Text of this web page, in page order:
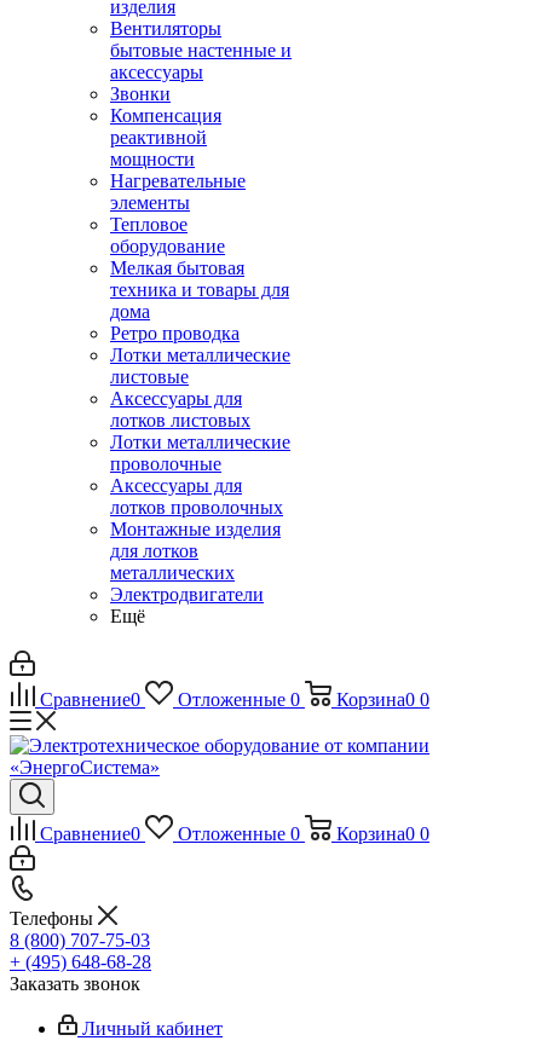
изделия
Вентиляторы
бытовые настенные и
аксессуары
Звонки
Компенсация
реактивной
мощности
Нагревательные
элементы
Тепловое
оборудование
Мелкая бытовая
техника и товары для
дома
Ретро проводка
Лотки металлические
листовые
Аксессуары для
лотков листовых
Лотки металлические
проволочные
Аксессуары для
лотков проволочных
Монтажные изделия
для лотков
металлических
Электродвигатели
Ещё
Сравнение0 Отложенные 0 Корзина0 0
Сравнение0 Отложенные 0 Корзина0 0
Телефоны
8 (800) 707-75-03
+ (495) 648-68-28
Заказать звонок
Личный кабинет